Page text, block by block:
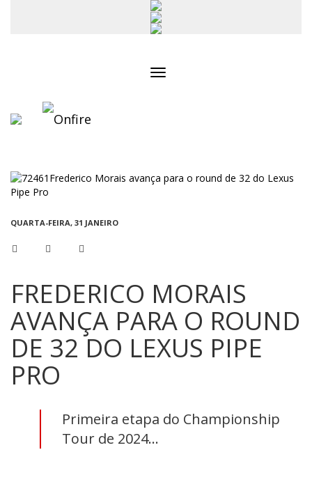
QUARTA-FEIRA, 31 JANEIRO
FREDERICO MORAIS
AVANÇA PARA O ROUND
DE 32 DO LEXUS PIPE
PRO
Primeira etapa do Championship
Tour de 2024...